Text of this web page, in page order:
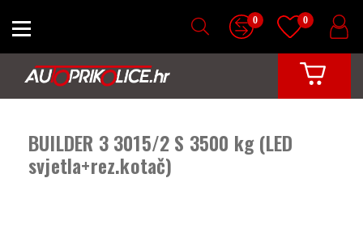
0 0
BUILDER 3 3015/2 S 3500 kg (LED
svjetla+rez.kotač)